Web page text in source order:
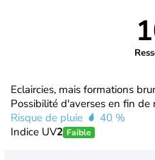
Eclaircies, mais formations
Possibilité d'averses en fin de
Risque de pluie
40 %
Indice UV2 Faible